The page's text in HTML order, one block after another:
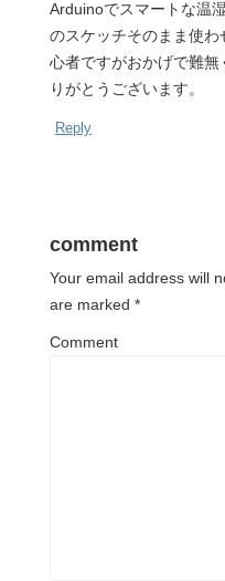
Arduinoでスマートな温
のスケッチそのまま使
心者ですがおかげで難
りがとうございます。
Reply
comment
Your email address will
are marked *
Comment